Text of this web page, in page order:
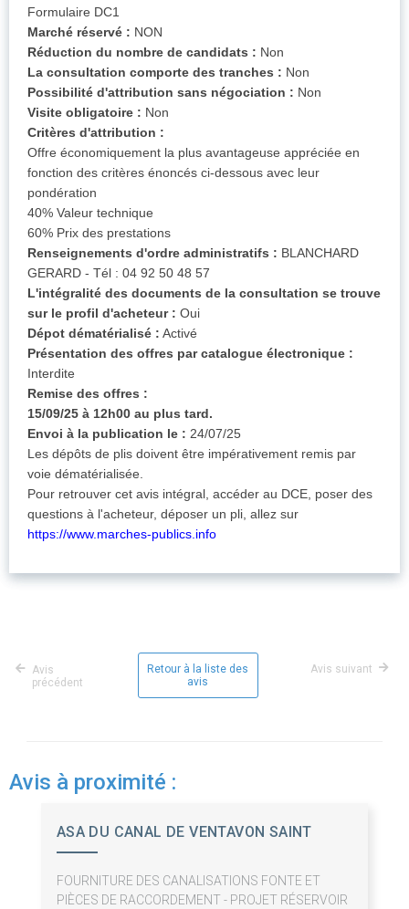
Formulaire DC1
Marché réservé : NON
Réduction du nombre de candidats : Non
La consultation comporte des tranches : Non
Possibilité d'attribution sans négociation : Non
Visite obligatoire : Non
Critères d'attribution :
Offre économiquement la plus avantageuse appréciée en
fonction des critères énoncés ci-dessous avec leur
pondération
40% Valeur technique
60% Prix des prestations
Renseignements d'ordre administratifs : BLANCHARD
GERARD - Tél : 04 92 50 48 57
L'intégralité des documents de la consultation se trouve
sur le profil d'acheteur : Oui
Dépot dématérialisé : Activé
Présentation des offres par catalogue électronique :
Interdite
Remise des offres :
15/09/25 à 12h00 au plus tard.
Envoi à la publication le : 24/07/25
Les dépôts de plis doivent être impérativement remis par
voie dématérialisée.
Pour retrouver cet avis intégral, accéder au DCE, poser des
questions à l'acheteur, déposer un pli, allez sur
https://www.marches-publics.info
Avis
précédent
Retour à la liste des
avis
Avis suivant
Avis à proximité :
ASA DU CANAL DE VENTAVON SAINT
FOURNITURE DES CANALISATIONS FONTE ET
PIÈCES DE RACCORDEMENT - PROJET RÉSERVOIR